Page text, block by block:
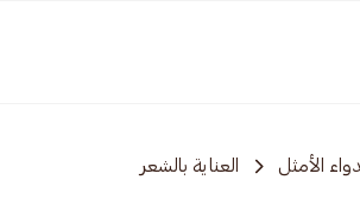
الأمثل العناية بالشعر